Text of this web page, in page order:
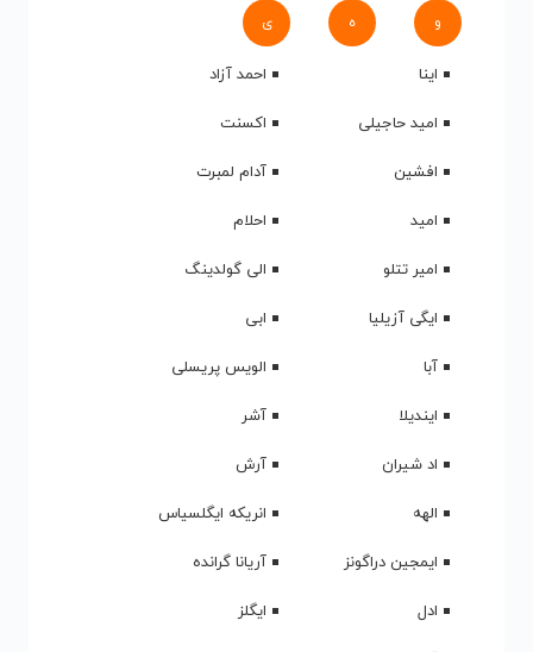
و ه ی
اینا
احمد آزاد
امید حاجیلی
اکسنت
افشین
آدام لمبرت
امید
احلام
امیر تتلو
الی گولدینگ
ایگی آزیلیا
ابی
آبا
الویس پریسلی
ایندیلا
آشر
اد شیران
آرش
الهه
انریکه ایگلسیاس
ایمجین دراگونز
آریانا گرانده
ادل
ایگلز